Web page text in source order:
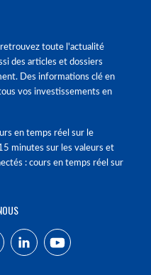
toute l'actualité
des articles et dossiers
Des informations clé en
vos investissements en
en temps réel sur le
minutes sur les valeurs et
: cours en temps réel sur